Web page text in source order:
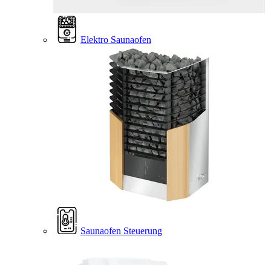
Elektro Saunaofen
Saunaofen Steuerung